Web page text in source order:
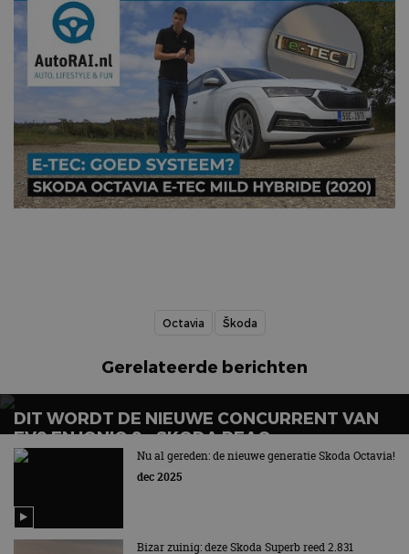
Octavia Škoda
Gerelateerde berichten
DIT WORDT DE NIEUWE CONCURRENT VAN
EV9 EN IONIQ 9 – SKODA PEAQ
Nu al gereden: de nieuwe generatie Skoda Octavia!
dec 2025
Bizar zuinig: deze Skoda Superb reed 2.831